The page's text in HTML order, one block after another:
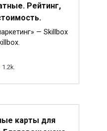
Рейтинг,
— Skillbox
1.2k.
карты для